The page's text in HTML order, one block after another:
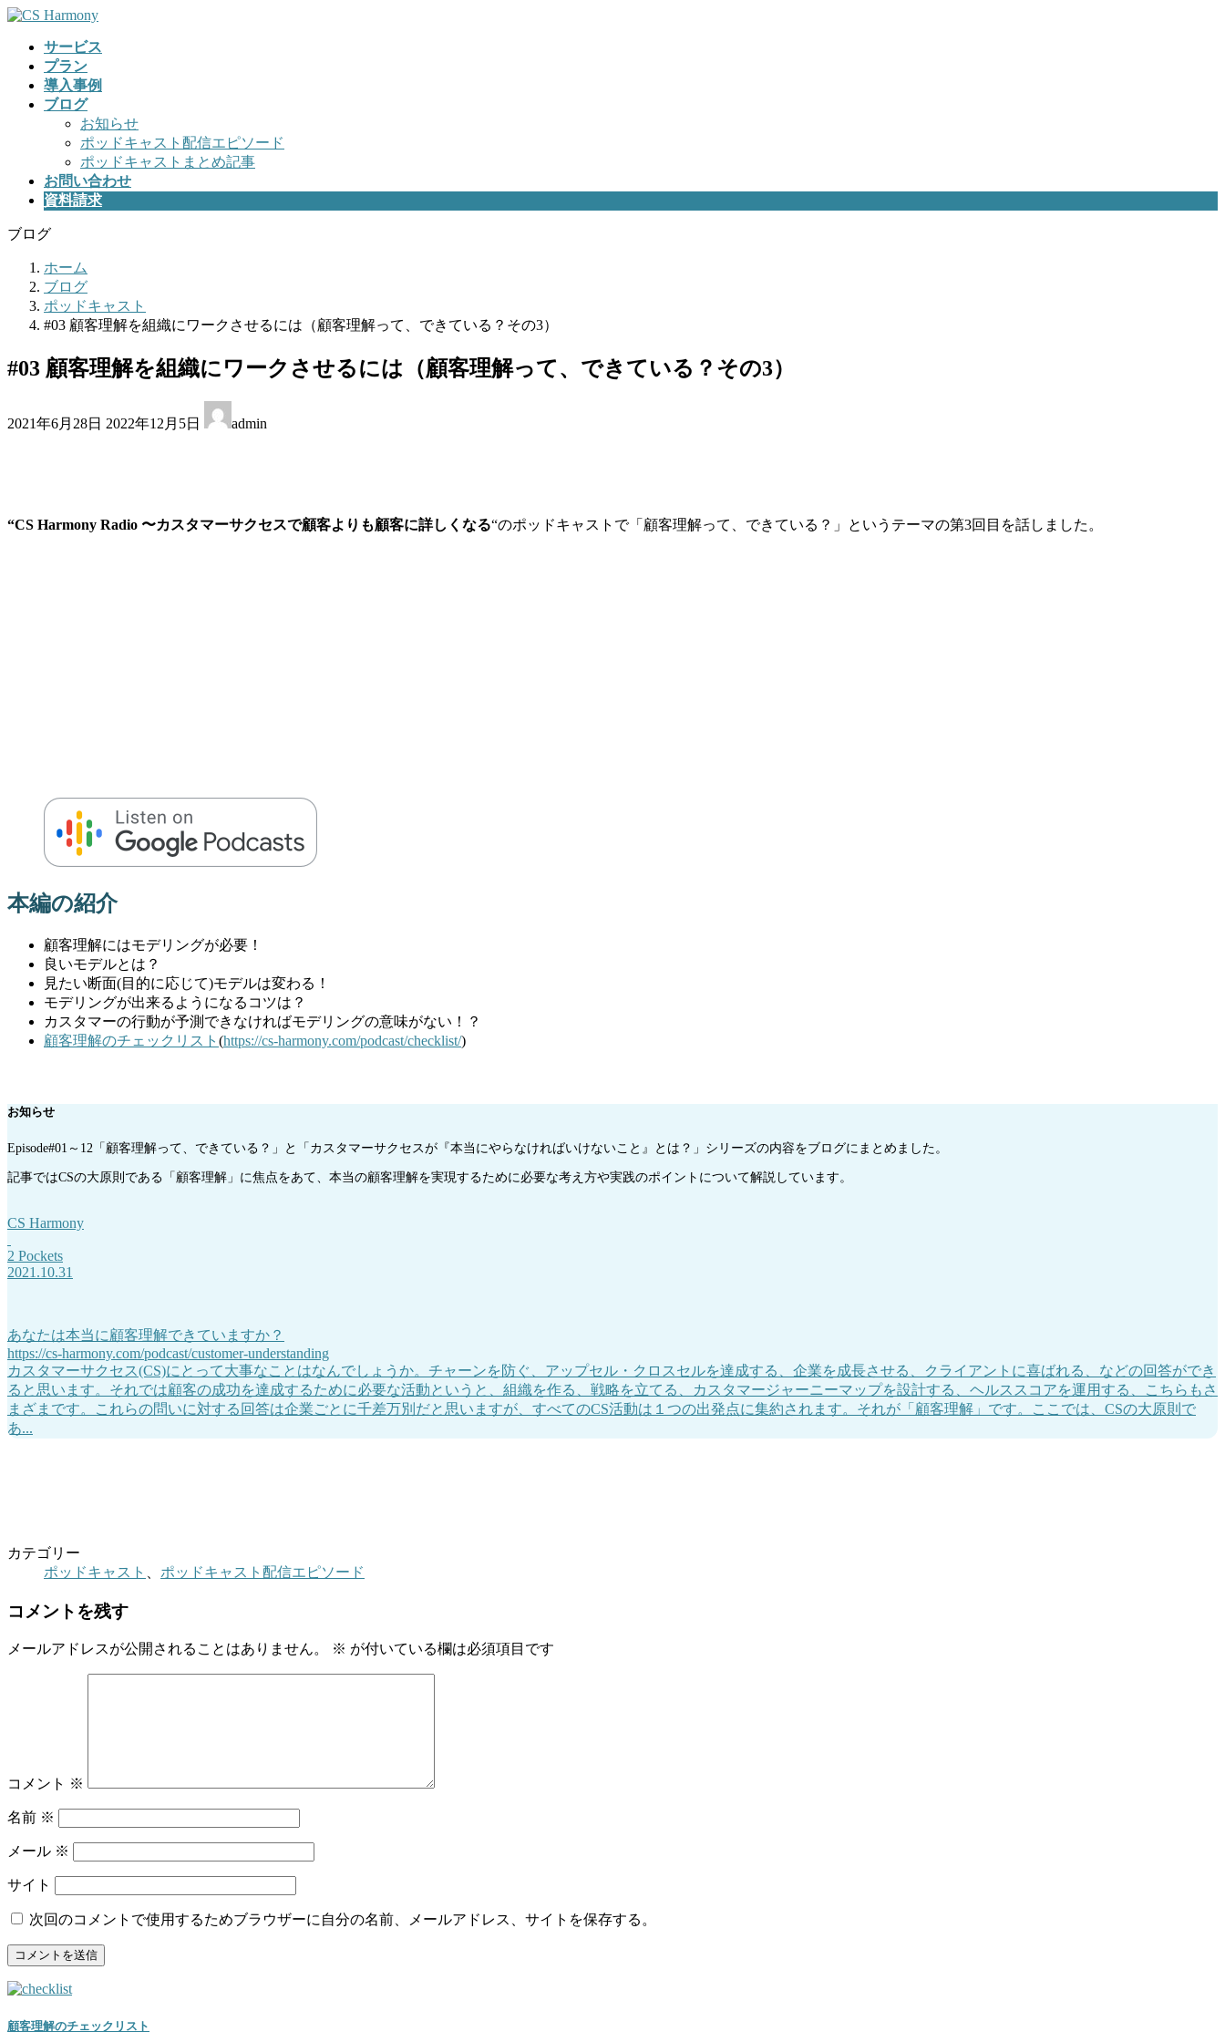
コ
ナ
サービス
プラン
導入事例
ブログ
お知らせ
ポッドキャスト配信エピソード
ポッドキャストまとめ記事
お問い合わせ
資料請求
ブログ
ホーム
ブログ
ポッドキャスト
#03 顧客理解を組織にワークさせるには（顧客理解って、できている？その3）
#03 顧客理解を組織にワークさせるには（顧客理解って、できている？その3）
2021年6月28日 終
:
2022年12月5日 admin
“CS Harmony Radio 〜カスタマーサクセスで顧客よりも顧客に詳しくなる“のポッドキャストで「顧客理解って、できている？」というテーマの第3回目を話しました。
本編の紹介
顧客理解にはモデリングが必要！
良いモデルとは？
見たい断面(目的に応じて)モデルは変わる！
モデリングが出来るようになるコツは？
カスタマーの行動が予測できなければモデリングの意味がない！？
顧客理解のチェックリスト (https://cs-harmony.com/podcast/checklist/)
お知らせ
Episode#01～12「顧客理解って、できている？」と「カスタマーサクセスが『本当にやらなければいけないこと』とは？」シリーズの内容をブログにまとめました。
記事ではCSの大原則である「顧客理解」に焦点をあて、本当の顧客理解を実現するために必要な考え方や実践のポイントについて解説しています。
CS Harmony
2 Pockets
2021.10.31
あなたは本当に顧客理解できていますか？
https://cs-harmony.com/podcast/customer-understanding
カスタマーサクセス(CS)にとって大事なことはなんでしょうか。チャーンを防ぐ、アップセル・クロスセルを達成する、企業を成長させる、クライアントに喜ばれる、などの回答ができ
ると思います。それでは顧客の成功を達成するために必要な活動というと、組織を作る、戦略を立てる、カスタマージャーニーマップを設計する、ヘルススコアを運用する、こちらもさ
まざまです。これらの問いに対する回答は企業ごとに千差万別だと思いますが、すべてのCS活動は１つの出発点に集約されます。それが「顧客理解」です。ここでは、CSの大原則で
あ...
カテゴリー
ポッドキャスト
ポッドキャスト配信エピソード
コメントを残す
メールアドレスが公開されることはありません。 ※ が付いている欄は必須項目です
コメント ※
名前 ※
メール ※
サイト
次回のコメントで使用するためブラウザーに自分の名前、メールアドレス、サイトを保存する。
顧客理解のチェックリスト